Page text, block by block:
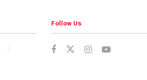
Follow Us